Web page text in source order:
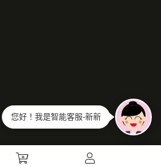
您好！我是智能客服-新新